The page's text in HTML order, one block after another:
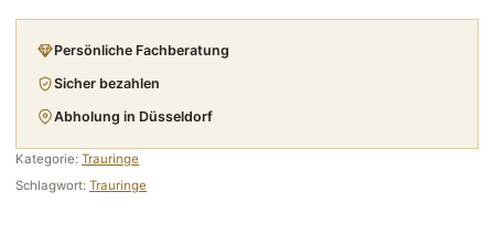
Persönliche Fachberatung
Sicher bezahlen
Abholung in Düsseldorf
Kategorie: Trauringe
Schlagwort: Trauringe